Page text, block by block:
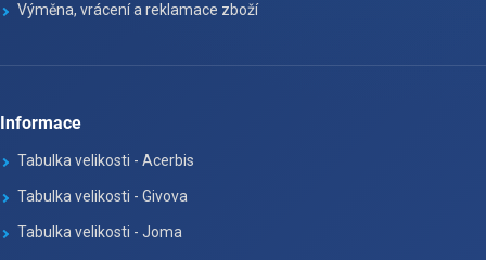
Výměna, vrácení a reklamace zboží
Informace
Tabulka velikosti - Acerbis
Tabulka velikosti - Givova
Tabulka velikosti - Joma